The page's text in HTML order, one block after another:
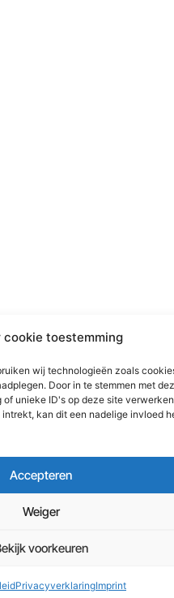
cookie toestemming
wij technologieën zoals
Door in te stemmen met
unieke ID's op deze site
kan dit een nadelige invloed
Accepteren
Weiger
voorkeuren
PrivacyverklaringImprint